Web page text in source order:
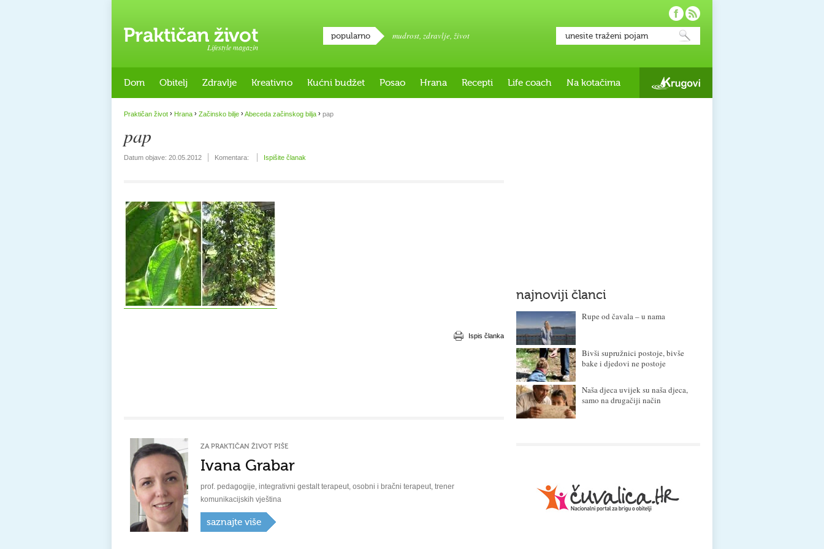
Lifestyle magazin
popularno mudrost, zdravlje, život
Dom Obitelj Zdravlje Kreativno Kućni budžet Posao Hrana Recepti Life coach Na kotačima
Praktičan život › Hrana › Začinsko bilje ›Abeceda začinskog bilja › pap
pap
Datum objave: 20.05.2012 Komentara: Ispišite članak
Ispis članka
ZA PRAKTIČAN ŽIVOT PIŠE
Ivana Grabar
prof. pedagogije, integrativni gestalt terapeut, osobni i bračni terapeut, trener
komunikacijskih vještina
saznajte više
najnoviji članci
Rupe od čavala – u nama
Bivši supružnici postoje, bivše
bake i djedovi ne postoje
Naša djeca uvijek su naša djeca,
samo na drugačiji način